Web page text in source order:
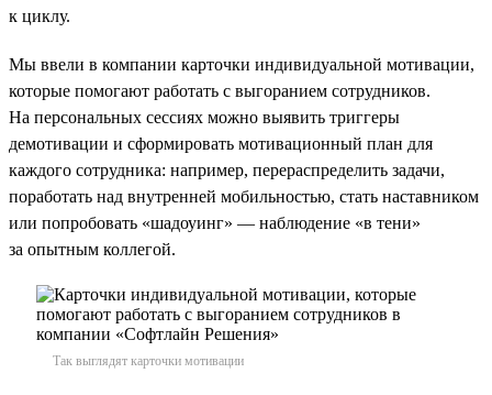
к циклу.
Мы ввели в компании карточки индивидуальной мотивации,
которые помогают работать с выгоранием сотрудников.
На персональных сессиях можно выявить триггеры
демотивации и сформировать мотивационный план для
каждого сотрудника: например, перераспределить задачи,
поработать над внутренней мобильностью, стать наставником
или попробовать «шадоуинг» — наблюдение «в тени»
за опытным коллегой.
Так выглядят карточки мотивации